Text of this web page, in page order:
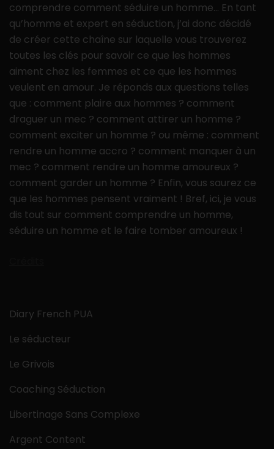
comprendre comment séduire un homme… En tant
qu’homme et expert en séduction, j’ai donc décidé
de créer cette chaîne sur laquelle vous trouverez
toutes les clés pour savoir ce que les hommes
aiment chez les femmes et ce que les hommes
veulent en amour. Je réponds aux questions telles
que : comment plaire aux hommes ? comment
draguer un mec ? comment attirer un homme ?
comment exciter un homme ? ou même : comment
rendre un homme accro ? comment manquer à un
mec ? comment rendre un homme amoureux ?
comment garder un homme ? Enfin, vous saurez ce
que les hommes pensent vraiment ! Bref, ici, je vous
dis tout sur comment comprendre un homme,
séduire un homme et le faire tomber amoureux !
Diary French PUA
Le séducteur
Le Grivois
Coaching Séduction
Libertinage Sans Complexe
Argent Content